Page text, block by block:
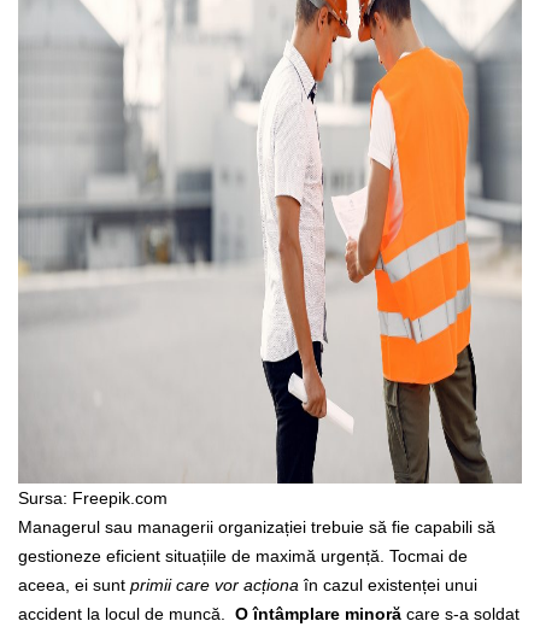
Sursa: Freepik.com
Managerul sau managerii organizației trebuie să fie capabili să
gestioneze eficient situațiile de maximă urgență. Tocmai de
aceea, ei sunt primii care vor acționaîn cazul existenței unui
accident la locul de muncă. O întâmplare minoră care s-a soldat